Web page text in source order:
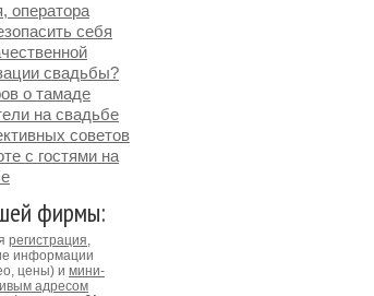
оператора
себя
свадьбы?
о тамаде
на свадьбе
советов
с гостями на
фирмы:
регистрация,
информации
цены) и мини-
адресом